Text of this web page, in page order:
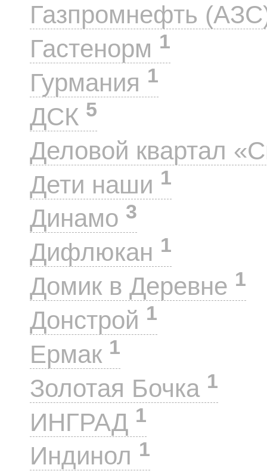
Газпромнефть
Гастенорм 1
Гурмания 1
ДСК 5
Деловой квартал
Дети наши 1
Динамо 3
Дифлюкан 1
Домик в Деревне 1
Донстрой 1
Ермак 1
Золотая Бочка 1
ИНГРАД 1
Индинол 1